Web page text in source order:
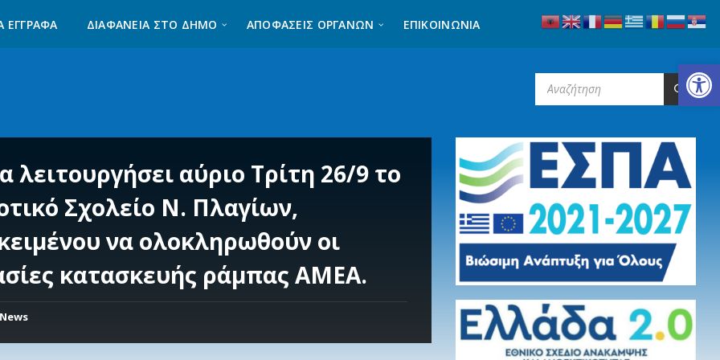
Ανοίξτε τη γραμμή εργαλείων
ΈΓΓΡΑΦΑ ΔΙΑΦΆΝΕΙΑ ΣΤΟ ΔΉΜΟ ΑΠΟΦΑΣΕΙΣ ΟΡΓΑΝΩΝ ΕΠΙΚΟΙΝΩΝΊΑ
λειτουργήσει αύριο Τρίτη 26/9 το
Σχολείο Ν. Πλαγίων,
να ολοκληρωθούν οι
κατασκευής ράμπας ΑΜΕΑ.
News